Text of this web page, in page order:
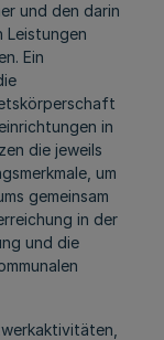
und den darin
Leistungen
Ein
in
die jeweils
um
gemeinsam
in der
und die